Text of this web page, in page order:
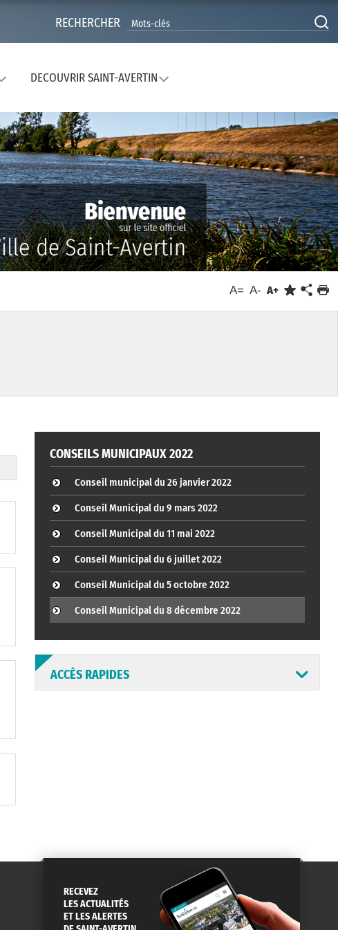
RECHERCHER
DECOUVRIR SAINT-AVERTIN
A= A- A+
CONSEILS MUNICIPAUX 2022
Conseil municipal du 26 janvier 2022
Conseil Municipal du 9 mars 2022
Conseil Municipal du 11 mai 2022
Conseil Municipal du 6 juillet 2022
Conseil Municipal du 5 octobre 2022
Conseil Municipal du 8 décembre 2022
ACCÈS RAPIDES
CONSEILS
PASSEPORT
CARTE D'IDENTITÉ
MENUS
RECEVEZ
LES ACTUALITÉS
ET LES ALERTES